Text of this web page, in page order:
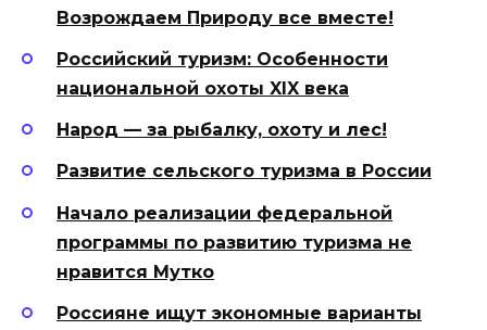
Возрождаем Природу все вместе!
Российский туризм: Особенности
национальной охоты XIX века
Народ — за рыбалку, охоту и лес!
Развитие сельского туризма в России
Начало реализации федеральной
программы по развитию туризма не
нравится Мутко
Россияне ищут экономные варианты